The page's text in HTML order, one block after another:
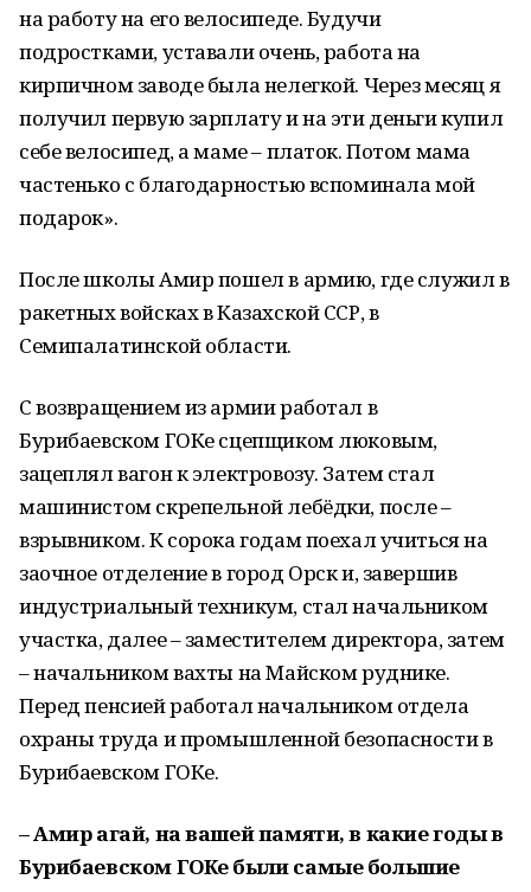
на работу на его велосипеде. Будучи
подростками, уставали очень, работа на
кирпичном заводе была нелегкой. Через месяц я
получил первую зарплату и на эти деньги купил
себе велосипед, а маме – платок. Потом мама
частенько с благодарностью вспоминала мой
подарок».
После школы Амир пошел в армию, где служил в
ракетных войсках в Казахской ССР, в
Семипалатинской области.
С возвращением из армии работал в
Бурибаевском ГОКе сцепщиком люковым,
зацеплял вагон к электровозу. Затем стал
машинистом скрепельной лебёдки, после –
взрывником. К сорока годам поехал учиться на
заочное отделение в город Орск и, завершив
индустриальный техникум, стал начальником
участка, далее – заместителем директора, затем
– начальником вахты на Майском руднике.
Перед пенсией работал начальником отдела
охраны труда и промышленной безопасности в
Бурибаевском ГОКе.
– Амир агай, на вашей памяти, в какие годы в
Бурибаевском ГОКе были самые большие